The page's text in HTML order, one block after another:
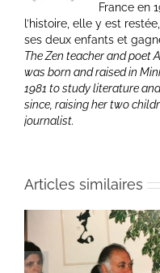
France en
l’histoire, elle y est
ses deux enfants et
The Zen teacher and poet
was born and raised in
1981 to study literature
since, raising her two
journalist.
Articles similaires